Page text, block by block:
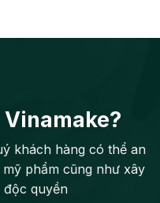
Vinamake?
khách hàng có thể an
phẩm cũng như xây
độc quyền